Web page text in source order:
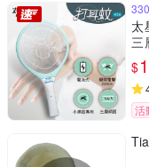
太
三
巧
$
活